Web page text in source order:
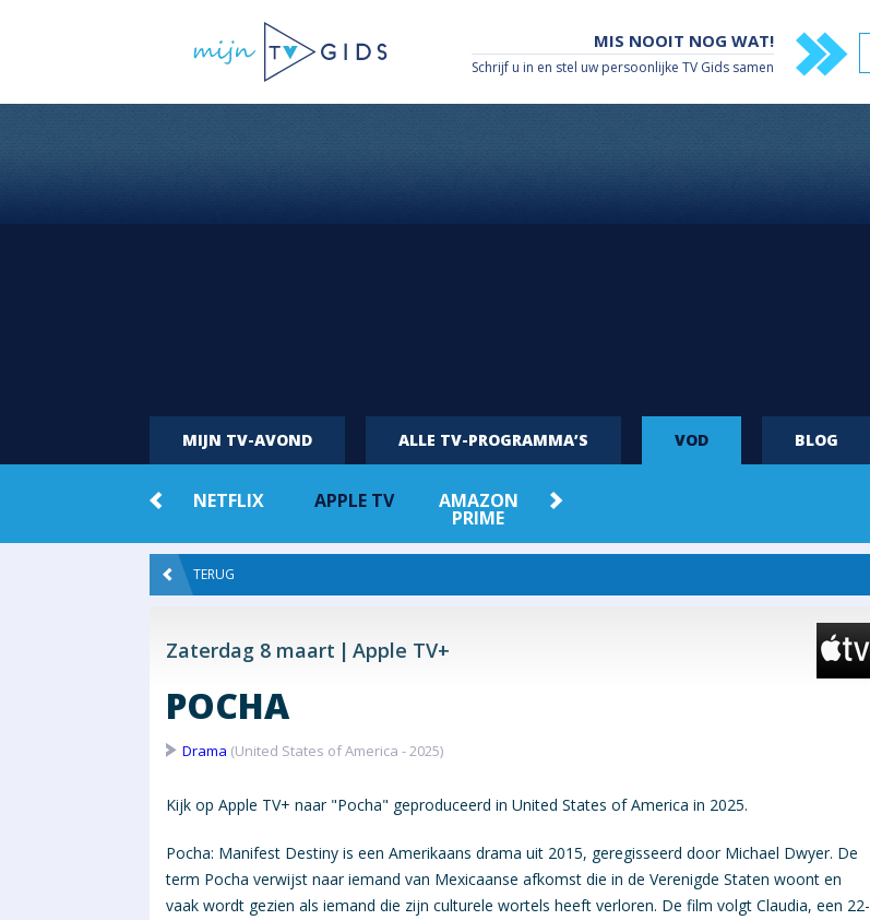
MIS NOOIT NOG WAT!
Schrijf u in en stel uw persoonlijke TV Gids samen
MIJN TV-AVOND ALLE TV-PROGRAMMA’S VOD BLOG
NETFLIX APPLE TV AMAZON
PRIME
HBO MAX
TERUG
Zaterdag 8 maart Apple TV+
POCHA
Drama (United States of America - 2025)
Kijk op Apple TV+ naar "Pocha" geproduceerd in United States of America in 2025.
Pocha: Manifest Destiny is een Amerikaans drama uit 2015, geregisseerd door Michael Dwyer. De
term Pocha verwijst naar iemand van Mexicaanse afkomst die in de Verenigde Staten woont en
vaak wordt gezien als iemand die zijn culturele wortels heeft verloren. De film volgt Claudia, een 22-